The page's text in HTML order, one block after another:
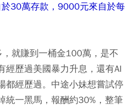
30萬存款，9000元來自於每
就賺到一桶金100萬，是不
經歷過美國暴力升息，還有AI
都經歷過。中途小妹想嘗試停
統一黑馬，報酬約30%，整筆